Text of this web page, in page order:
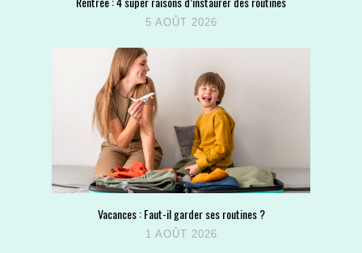
5 AOÛT 2026
Vacances : Faut-il garder ses routines ?
1 AOÛT 2026